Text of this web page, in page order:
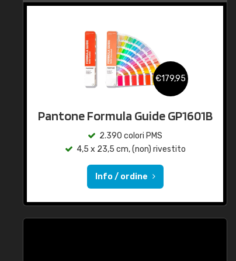
€179,95
Pantone Formula Guide GP1601B
2.390 colori PMS
4,5 x 23,5 cm, (non) rivestito
Info / ordine